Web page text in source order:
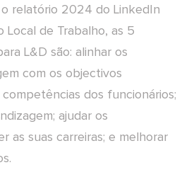
relatório 2024 do LinkedIn
Local de Trabalho, as 5
L&D são: alinhar os
com os objectivos
dos funcionários;
ajudar os
as suas carreiras; e melhorar